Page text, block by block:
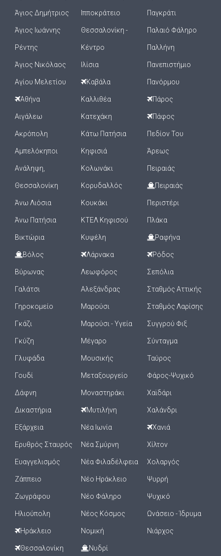
Άγιος Δημήτριος
Άγιος Ιωάννης
Ρέντης
Άγιος Νικόλαος
Αγίου Μελετίου
Αθήνα
Αιγάλεω
Ακρόπολη
Αμπελόκηποι
Ανάληψη,
Θεσσαλονίκη
Άνω Λιόσια
Άνω Πατήσια
Βικτώρια
Βόλος
Βύρωνας
Γαλάτσι
Γηροκομείο
Γκάζι
Γκύζη
Γλυφάδα
Γουδί
Δάφνη
Δικαστήρια
Εξάρχεια
Ερυθρός Σταυρός
Ευαγγελισμός
Ζάππειο
Ζωγράφου
Ηλιούπολη
Ηράκλειο
Θεσσαλονίκη
Ιπποκράτειο
Θεσσαλονίκη -
Κέντρο
Ιλίσια
Καβάλα
Καλλιθέα
Κατεχάκη
Κάτω Πατήσια
Κηφισιά
Κολωνάκι
Κορυδαλλός
Κουκάκι
ΚΤΕΛ Κηφισού
Κυψέλη
Λάρνακα
Λεωφόρος
Αλεξάνδρας
Μαρούσι
Μαρούσι - Υγεία
Μέγαρο
Μουσικής
Μεταξουργείο
Μοναστηράκι
Μυτιλήνη
Νέα Ιωνία
Νέα Σμύρνη
Νέα Φιλαδέλφεια
Νέο Ηράκλειο
Νέο Φάληρο
Νέος Κόσμος
Νομική
Νυδρί
Παγκράτι
Παλαιό Φάληρο
Παλλήνη
Πανεπιστήμιο
Πανόρμου
Πάρος
Πάφος
Πεδίον Του
Άρεως
Πειραιάς
Πειραιάς
Περιστέρι
Πλάκα
Ραφήνα
Ρόδος
Σεπόλια
Σταθμός Αττικής
Σταθμός Λαρίσης
Συγγρού Φιξ
Σύνταγμα
Ταύρος
Φάρος-Ψυχικό
Χαϊδάρι
Χαλάνδρι
Χανιά
Χίλτον
Χολαργός
Ψυρρή
Ψυχικό
Ωνάσειο - Ίδρυμα
Νιάρχος